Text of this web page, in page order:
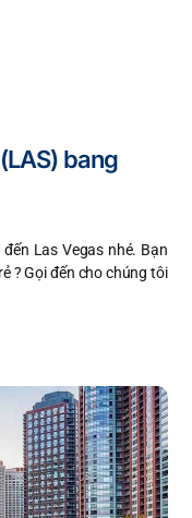
bang
Las Vegas nhé. Bạn
? Gọi đến cho chúng tôi